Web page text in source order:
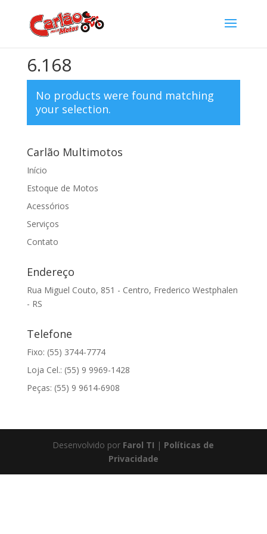
6.168
No products were found matching
your selection.
Carlão Multimotos
Início
Estoque de Motos
Acessórios
Serviços
Contato
Endereço
Rua Miguel Couto, 851 - Centro, Frederico Westphalen
- RS
Telefone
Fixo: (55) 3744-7774
Loja Cel.: (55) 9 9969-1428
Peças: (55) 9 9614-6908
Desenvolvido por Farol TI | Políticas de
Privacidade